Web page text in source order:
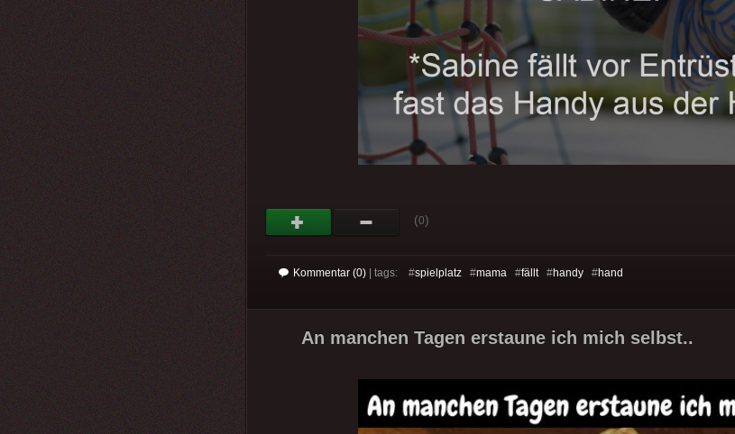
(0)
Kommentar (0) | tags: #spielplatz #mama #fällt#handy #hand
An manchen Tagen erstaune ich mich selbst..